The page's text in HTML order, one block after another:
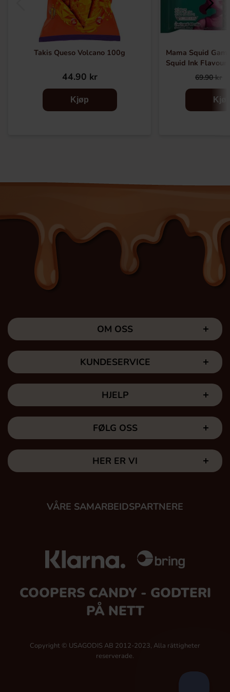
Takis Queso Volcano 100g
44.90 kr
Kjøp
Mama Squid
Squid Ink Flavour
69.90 kr
OM OSS
KUNDESERVICE
HJELP
FØLG OSS
HER ER VI
VÅRE SAMARBEIDSPARTNERE
COOPERS CANDY - GODTERI
PÅ NETT
Copyright © USAGODIS AB 2012-2023, Alla rättigheter
reserverade.